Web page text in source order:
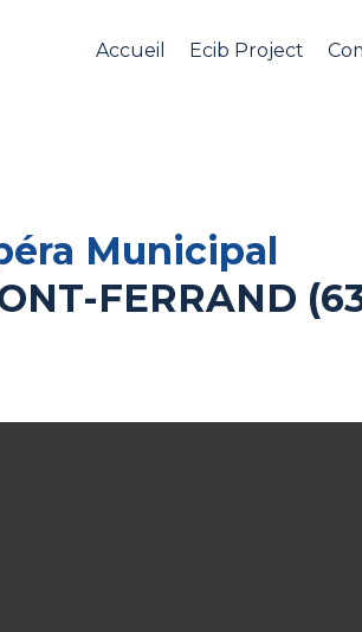
Accueil Ecib Project
Municipal
FERRAND